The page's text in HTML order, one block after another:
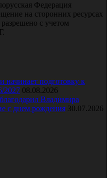
Федерация
на сторонних ресурсах
с учетом
начинает подготовку к
2027 08.08.2026
Владимира
с днем рождения 30.07.2026